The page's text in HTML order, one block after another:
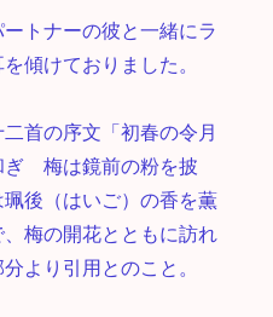
トナーの彼と一緒にラ
傾けておりました。
首の序文「初春の令月
梅は鏡前の粉を披
後（はいご）の香を薫
、梅の開花とともに訪れ
より引用とのこと。